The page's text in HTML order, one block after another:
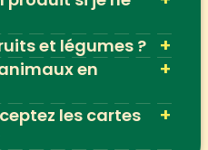
et légumes ? +
en
+
les cartes
+